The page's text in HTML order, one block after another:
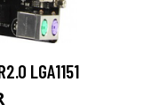
LGA1151